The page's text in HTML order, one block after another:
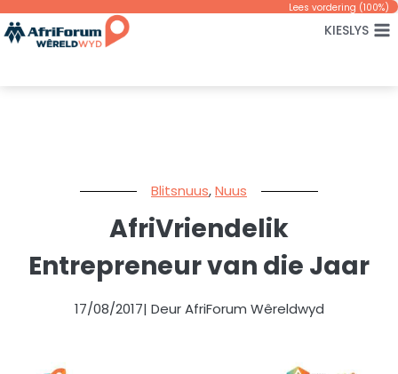
Skip
to
Lees vordering (100%)
KIESLYS
Blitsnuus,Nuus
AfriVriendelik
Entrepreneur van die Jaar
17/08/2017| Deur AfriForum Wêreldwyd